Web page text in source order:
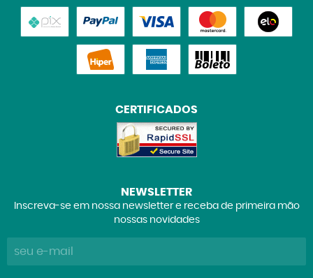
CERTIFICADOS
NEWSLETTER
Inscreva-se em nossa newsletter e receba de primeira mão
nossas novidades